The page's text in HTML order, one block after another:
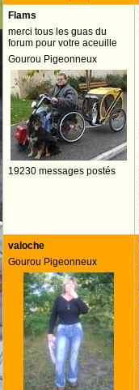
Flams
merci tous les guas du
forum pour votre aceuille
Gourou Pigeonneux
19230 messages postés
valoche
Gourou Pigeonneux